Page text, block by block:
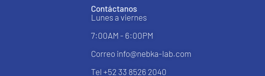
Contáctanos
Lunes a viernes
7:00AM - 6:00PM
Correo info@nebka-lab.com
Tel +52 33 8526 2040